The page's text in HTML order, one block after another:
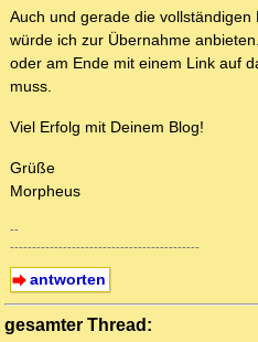
Auch und gerade die
würde ich zur Übernahme
oder am Ende mit einem Link auf
muss.
Viel Erfolg mit Deinem Blog!
Grüße
Morpheus
--
-------------------------------------------
antworten
gesamter Thread: